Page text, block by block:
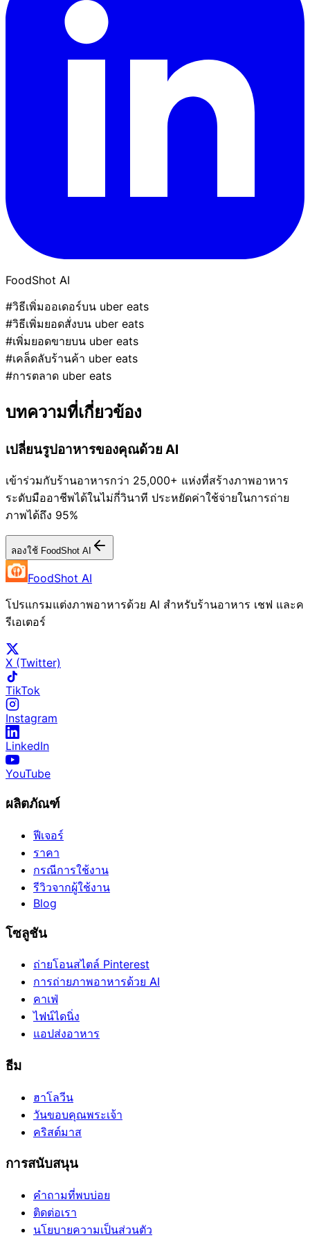
FoodShot AI
#วิธีเพิ่มออเดอร์บน uber eats
#วิธีเพิ่มยอดสั่งบน uber eats
#เพิ่มยอดขายบน uber eats
#เคล็ดลับร้านค้า uber eats
#การตลาด uber eats
บทความที่เกี่ยวข้อง
เปลี่ยนรูปอาหารของคุณด้วย AI
เข้าร่วมกับร้านอาหารกว่า 25,000+ แห่งที่สร้างภาพอาหาร
ระดับมืออาชีพได้ในไม่กี่วินาที ประหยัดค่าใช้จ่ายในการถ่าย
ภาพได้ถึง 95%
ลองใช้ FoodShot AI
FoodShot AI
โปรแกรมแต่งภาพอาหารด้วย AI สำหรับร้านอาหาร เชฟ และค
รีเอเตอร์
X (Twitter)
TikTok
Instagram
LinkedIn
YouTube
ผลิตภัณฑ์
ฟีเจอร์
ราคา
กรณีการใช้งาน
รีวิวจากผู้ใช้งาน
Blog
โซลูชัน
ถ่ายโอนสไตล์ Pinterest
การถ่ายภาพอาหารด้วย AI
คาเฟ่
ไฟน์ไดนิ่ง
แอปส่งอาหาร
ธีม
ฮาโลวีน
วันขอบคุณพระเจ้า
คริสต์มาส
การสนับสนุน
คำถามที่พบบ่อย
ติดต่อเรา
นโยบายความเป็นส่วนตัว